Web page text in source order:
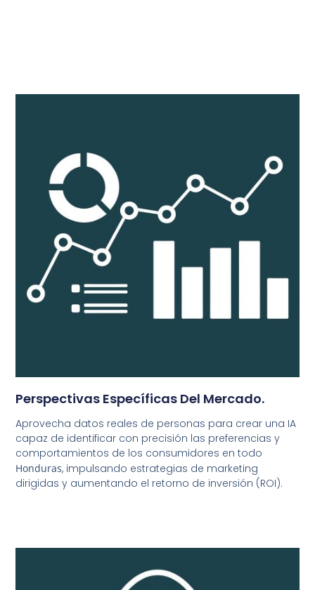
Perspectivas Específicas Del Mercado.
Aprovecha datos reales de personas para crear una IA
capaz de identificar con precisión las preferencias y
comportamientos de los consumidores en todo
Honduras, impulsando estrategias de marketing
dirigidas y aumentando el retorno de inversión (ROI).